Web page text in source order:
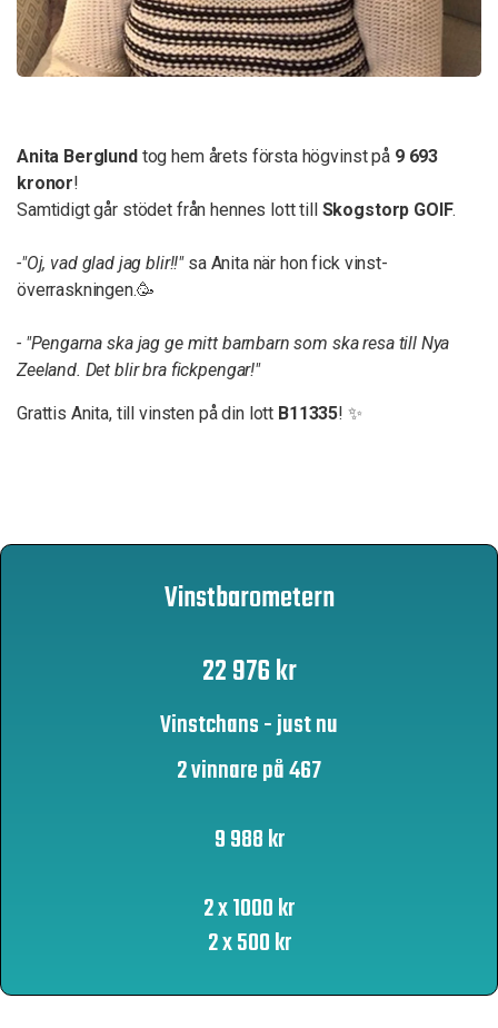
Anita Berglundtog hem årets första högvinst på 9 693
kronor!
Samtidigt går stödet från hennes lott till Skogstorp GOIF.
-"Oj, vad glad jag blir!!"sa Anita när hon fick vinst-
överraskningen.🥳
- "Pengarna ska jag ge mitt barnbarn som ska resa till Nya
Zeeland. Det blir bra fickpengar!"
Grattis Anita, till vinsten på din lott B11335! ✨
Vinstbarometern
22 976 kr
Vinstchans - just nu
2 vinnare på 467
9 988 kr
2 x 1000 kr
2 x 500 kr